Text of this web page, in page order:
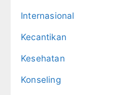
Internasional
Kecantikan
Kesehatan
Konseling